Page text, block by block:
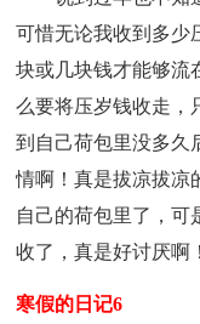
可惜无论我收到多少
块或几块钱才能够流
么要将压岁钱收走，
到自己荷包里没多久
情啊！真是拔凉拔凉
自己的荷包里了，可
收了，真是好讨厌啊！
寒假的日记6